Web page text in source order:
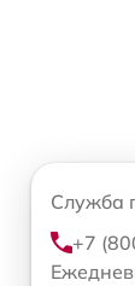
Служба
+7